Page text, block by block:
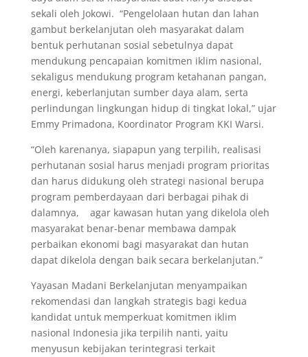
sekali oleh Jokowi. “Pengelolaan hutan dan lahan
gambut berkelanjutan oleh masyarakat dalam
bentuk perhutanan sosial sebetulnya dapat
mendukung pencapaian komitmen iklim nasional,
sekaligus mendukung program ketahanan pangan,
energi, keberlanjutan sumber daya alam, serta
perlindungan lingkungan hidup di tingkat lokal,” ujar
Emmy Primadona, Koordinator Program KKI Warsi.
“Oleh karenanya, siapapun yang terpilih, realisasi
perhutanan sosial harus menjadi program prioritas
dan harus didukung oleh strategi nasional berupa
program pemberdayaan dari berbagai pihak di
dalamnya, agar kawasan hutan yang dikelola oleh
masyarakat benar-benar membawa dampak
perbaikan ekonomi bagi masyarakat dan hutan
dapat dikelola dengan baik secara berkelanjutan.”
Yayasan Madani Berkelanjutan menyampaikan
rekomendasi dan langkah strategis bagi kedua
kandidat untuk memperkuat komitmen iklim
nasional Indonesia jika terpilih nanti, yaitu
menyusun kebijakan terintegrasi terkait